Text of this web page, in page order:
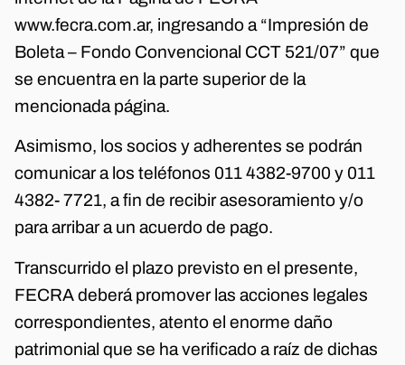
www.fecra.com.ar, ingresando a “Impresión de
Boleta – Fondo Convencional CCT 521/07” que
se encuentra en la parte superior de la
mencionada página.
Asimismo, los socios y adherentes se podrán
comunicar a los teléfonos 011 4382-9700 y 011
4382- 7721, a fin de recibir asesoramiento y/o
para arribar a un acuerdo de pago.
Transcurrido el plazo previsto en el presente,
FECRA deberá promover las acciones legales
correspondientes, atento el enorme daño
patrimonial que se ha verificado a raíz de dichas